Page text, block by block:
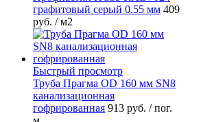
графитовый серый 0.55 мм 409
руб. / м2
Быстрый просмотр
Труба Прагма OD 160 мм SN8
канализационная
гофрированная 913 руб. / пог.